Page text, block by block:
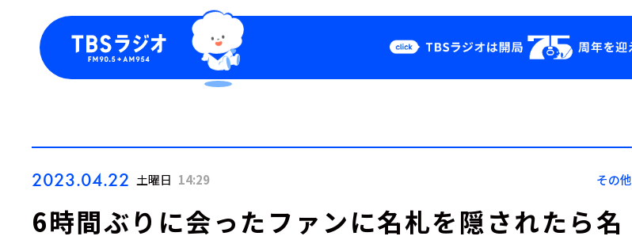
Podcast
YouTube
2023.04.22 土曜日 14:29 その他
6時間ぶりに会ったファンに名札を隠されたら名